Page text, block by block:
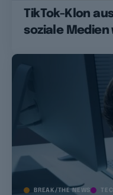
TikTok-Klon
soziale
BREAK/THE NEWS